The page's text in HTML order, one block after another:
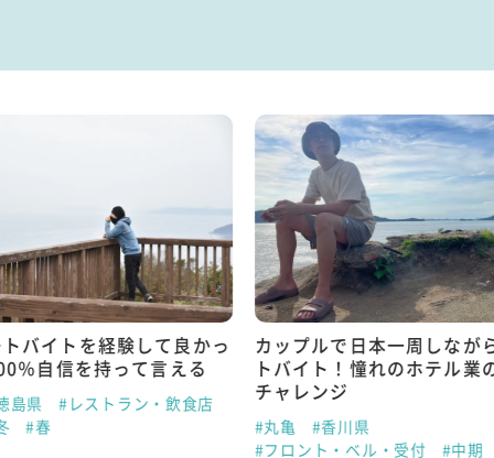
バイトを経験して良かっ
％自信を持って言える
島県
#レストラン・飲食店
#春
カップルで日本一周しなが
トバイト！憧れのホテル業
チャレンジ
#丸亀
#香川県
#フロント・ベル・受付
#中期